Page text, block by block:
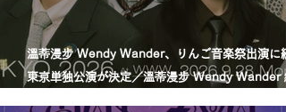
溫蒂漫步 Wendy Wander、りんご音楽祭出演に
東京単独公演が決定／溫蒂漫步 Wendy Wander